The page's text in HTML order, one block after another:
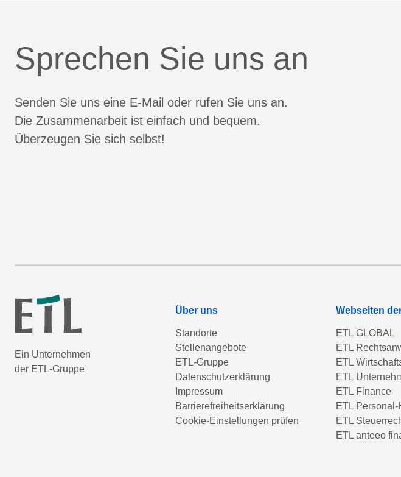
Sprechen Sie uns an
Senden Sie uns eine E-Mail oder rufen Sie uns an.
Die Zusammenarbeit ist einfach und bequem.
Überzeugen Sie sich selbst!
Ein Unternehmen
der ETL-Gruppe
Über uns
Standorte
Stellenangebote
ETL-Gruppe
Datenschutzerklärung
Impressum
Barrierefreiheitserklärung
Cookie-Einstellungen prüfen
Webseiten
ETL GLOBAL
ETL
ETL
ETL
ETL Finance
ETL
ETL
ETL anteeo